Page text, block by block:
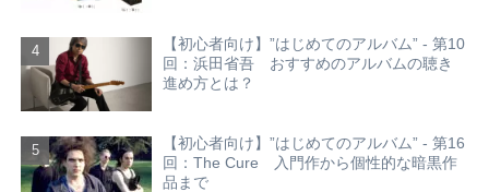
【初心者向け】”はじめてのアルバム” - 第10
回：浜田省吾 おすすめのアルバムの聴き
進め方とは？
【初心者向け】”はじめてのアルバム” - 第16
回：The Cure 入門作から個性的な暗黒作
品まで